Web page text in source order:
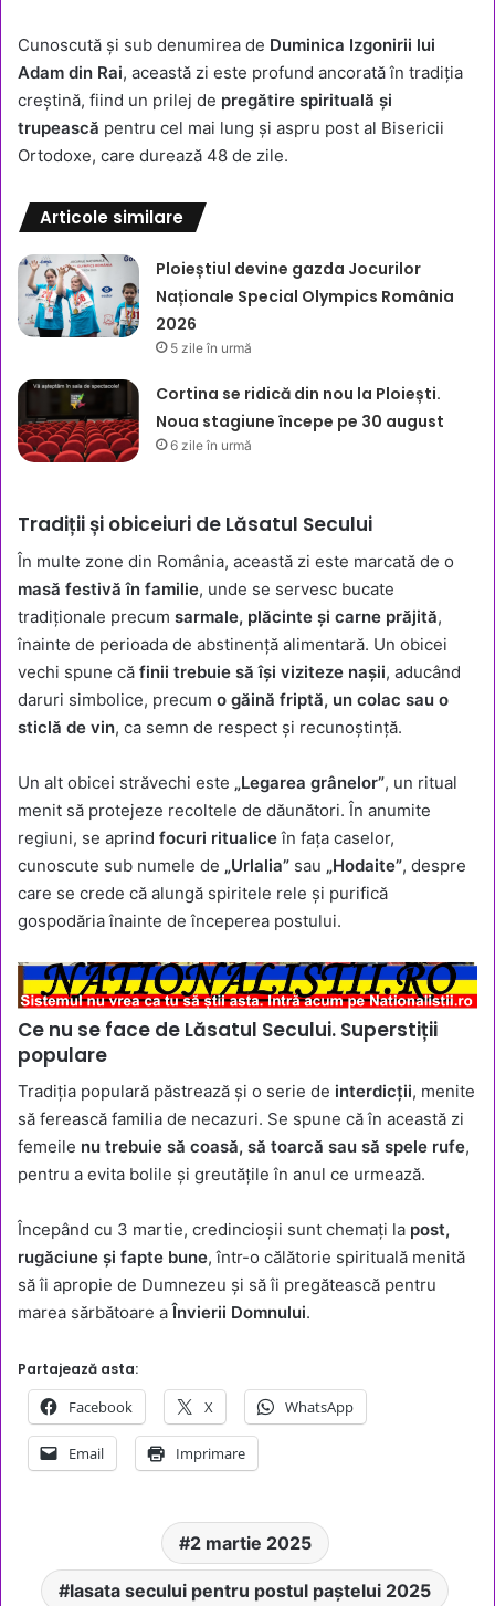
Cunoscută și sub denumirea de Duminica Izgonirii lui
Adam din Rai, această zi este profund ancorată în tradiția
creștină, fiind un prilej de pregătire spirituală și
trupească pentru cel mai lung și aspru post al Bisericii
Ortodoxe, care durează 48 de zile.
Articole similare
Ploieștiul devine gazda Jocurilor
Naționale Special Olympics România
2026
5 zile în urmă
Cortina se ridică din nou la Ploiești.
Noua stagiune începe pe 30 august
6 zile în urmă
Tradiții și obiceiuri de Lăsatul Secului
În multe zone din România, această zi este marcată de o
masă festivă în familie, unde se servesc bucate
tradiționale precum sarmale, plăcinte și carne prăjită,
înainte de perioada de abstinență alimentară. Un obicei
vechi spune că finii trebuie să își viziteze nașii, aducând
daruri simbolice, precum o găină friptă, un colac sau o
sticlă de vin, ca semn de respect și recunoștință.
Un alt obicei străvechi este „Legarea grânelor”, un ritual
menit să protejeze recoltele de dăunători. În anumite
regiuni, se aprind focuri ritualiceîn fața caselor,
cunoscute sub numele de „Urlalia” sau „Hodaite”, despre
care se crede că alungă spiritele rele și purifică
gospodăria înainte de începerea postului.
Ce nu se face de Lăsatul Secului. Superstiții
populare
Tradiția populară păstrează și o serie de interdicții, menite
să ferească familia de necazuri. Se spune că în această zi
femeile nu trebuie să coasă, să toarcă sau să spele rufe,
pentru a evita bolile și greutățile în anul ce urmează.
Începând cu 3 martie, credincioșii sunt chemați la post,
rugăciune și fapte bune, într-o călătorie spirituală menită
să îi apropie de Dumnezeu și să îi pregătească pentru
marea sărbătoare a Învierii Domnului.
Partajează asta:
Facebook X WhatsApp
Email Imprimare
2 martie 2025
lasata secului pentru postul paștelui 2025